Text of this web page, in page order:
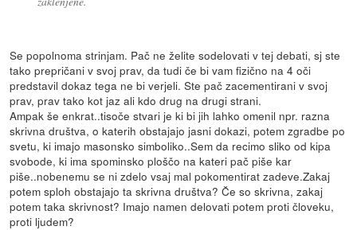
Se popolnoma strinjam. Pač ne želite sodelovati v tej debati, sj ste
tako prepričani v svoj prav, da tudi če bi vam fizično na 4 oči
predstavil dokaz tega ne bi verjeli. Ste pač zacementirani v svoj
prav, prav tako kot jaz ali kdo drug na drugi strani.
Ampak še enkrat..tisoče stvari je ki bi jih lahko omenil npr. razna
skrivna društva, o katerih obstajajo jasni dokazi, potem zgradbe po
svetu, ki imajo masonsko simboliko..Sem da recimo sliko od kipa
svobode, ki ima spominsko ploščo na kateri pač piše kar
piše..nobenemu se ni zdelo vsaj mal pokomentirat zadeve.Zakaj
potem sploh obstajajo ta skrivna društva? Če so skrivna, zakaj
potem taka skrivnost? Imajo namen delovati potem proti človeku,
proti ljudem?